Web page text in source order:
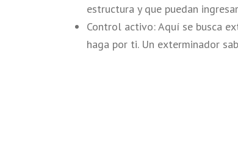
estructura y que puedan
Control activo: Aquí se busca
haga por ti. Un exterminador